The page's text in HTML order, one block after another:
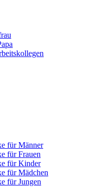
für Männer
für Frauen
für Kinder
für Mädchen
für Jungen